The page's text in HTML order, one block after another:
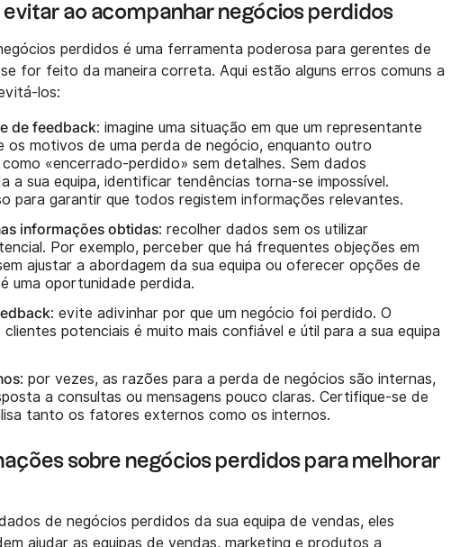
ao acompanhar negócios perdidos
perdidos é uma ferramenta poderosa para gerentes de
for feito da maneira correta. Aqui estão alguns erros comuns a
los:
de feedback: imagine uma situação em que um representante
os motivos de uma perda de negócio, enquanto outro
«encerrado-perdido» sem detalhes. Sem dados
a sua equipa, identificar tendências torna-se impossível.
para garantir que todos registem informações relevantes.
informações obtidas: recolher dados sem os utilizar
Por exemplo, perceber que há frequentes objeções em
ajustar a abordagem da sua equipa ou oferecer opções de
uma oportunidade perdida.
: evite adivinhar por que um negócio foi perdido. O
potenciais é muito mais confiável e útil para a sua equipa
: por vezes, as razões para a perda de negócios são internas,
a consultas ou mensagens pouco claras. Certifique-se de
tanto os fatores externos como os internos.
sobre negócios perdidos para melhorar
de negócios perdidos da sua equipa de vendas, eles
ajudar as equipas de vendas, marketing e produtos a